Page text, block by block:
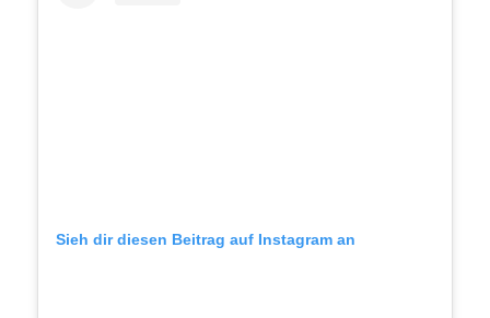
Sieh dir diesen Beitrag auf Instagram an